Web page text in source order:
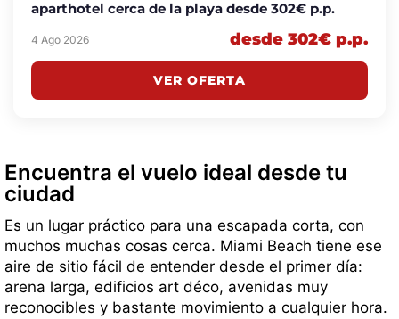
aparthotel cerca de la playa desde 302€ p.p.
4 Ago 2026 desde 302€ p.p.
VER OFERTA
Encuentra el vuelo ideal desde tu
ciudad
Es un lugar práctico para una escapada corta, con
muchos muchas cosas cerca. Miami Beach tiene ese
aire de sitio fácil de entender desde el primer día:
arena larga, edificios art déco, avenidas muy
reconocibles y bastante movimiento a cualquier hora.